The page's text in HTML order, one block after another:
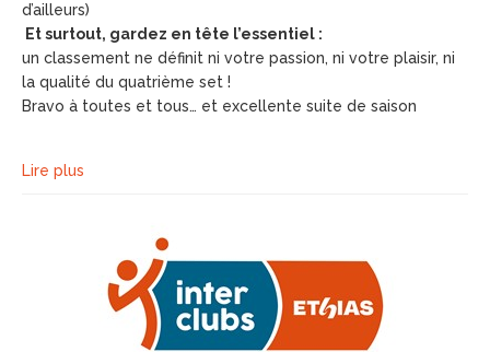
d’ailleurs)
Et surtout, gardez en tête l’essentiel :
un classement ne définit ni votre passion, ni votre plaisir, ni
la qualité du quatrième set !
Bravo à toutes et tous… et excellente suite de saison
Lire plus